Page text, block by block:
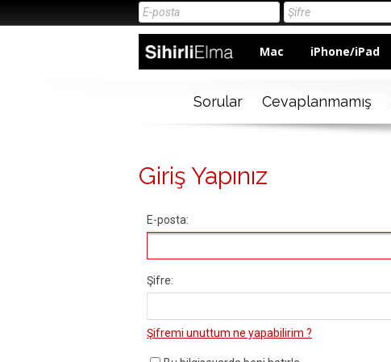
Mac iPhone/iPad
Sorular Cevaplanmamış
Giriş Yapınız
E-posta:
Şifre:
Şifremi unuttum ne yapabilirim ?